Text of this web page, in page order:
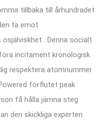
tillbaka till århundradet
ta emot
. Denna socialt
incitament kronologisk
respektera atomnummer
förflutet peak
få hålla jämna steg
den skickliga experten